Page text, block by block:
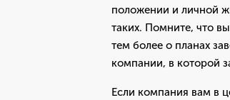
положении и личной
таких. Помните, что
тем более о планах
компании, в которой
Если компания вам в